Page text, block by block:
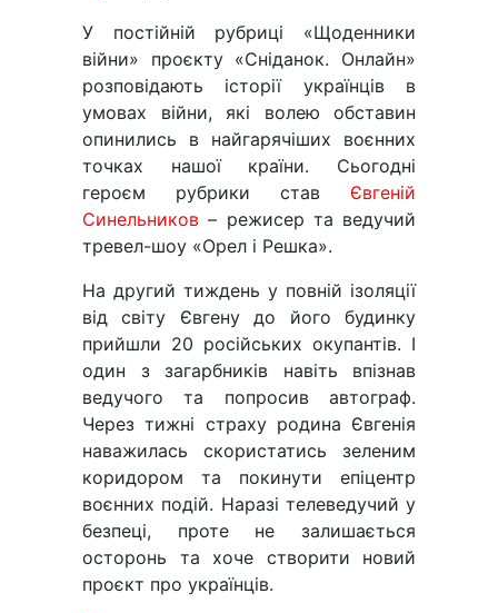
У постійній рубриці «Щоденники
війни» проєкту «Сніданок. Онлайн»
розповідають історії українців в
умовах війни, які волею обставин
опинились в найгарячіших воєнних
точках нашої країни. Сьогодні
героєм рубрики став Євгеній
Синельников – режисер та ведучий
тревел-шоу «Орел і Решка».
На другий тиждень у повній ізоляції
від світу Євгену до його будинку
прийшли 20 російських окупантів. І
один з загарбників навіть впізнав
ведучого та попросив автограф.
Через тижні страху родина Євгенія
наважилась скористатись зеленим
коридором та покинути епіцентр
воєнних подій. Наразі телеведучий у
безпеці, проте не залишається
осторонь та хоче створити новий
проєкт про українців.